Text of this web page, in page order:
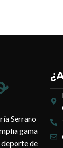
Serrano
gama
de